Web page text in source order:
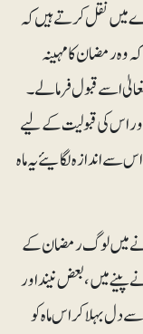
نقل کرتے ہیں کہ
وہ رمضان کا مہینہ
اسے قبول فرما لے۔
اس کی قبولیت کے لیے
سے اندازہ لگایئے یہ ماہ
میں لوگ رمضان کے
پینے میں، بعض نیند اور
بہلا کر اس ماہ کو